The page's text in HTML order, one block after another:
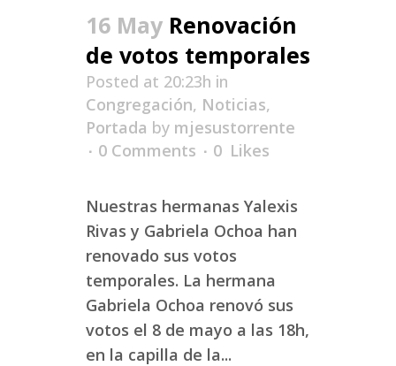
16 May Renovación
de votos temporales
Posted at 20:23h in
Congregación, Noticias,
Portada by mjesustorrente
0 Comments
0 Likes
Nuestras hermanas Yalexis
Rivas y Gabriela Ochoa han
renovado sus votos
temporales. La hermana
Gabriela Ochoa renovó sus
votos el 8 de mayo a las 18h,
en la capilla de la...